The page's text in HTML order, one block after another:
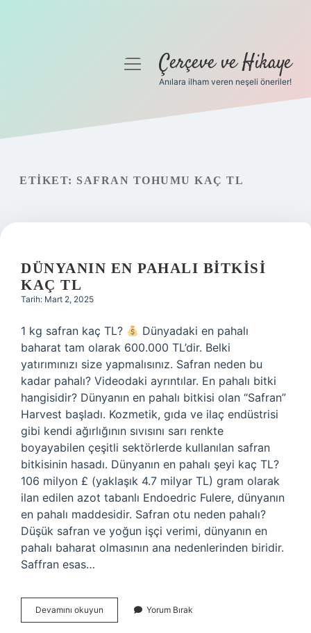
Gizlilik Politikası
menüyüÇerçeve ve Hikaye
Anılara ilham veren neşeli öneriler!
ETIKET: SAFRAN TOHUMU KAÇ TL
DÜNYANIN EN PAHALI BITKISI
KAÇ TL
Tarih: Mart 2, 2025
1 kg safran kaç TL?
Dünyadaki en pahalı
baharat tam olarak 600.000 TL’dir. Belki
yatırımınızı size yapmalısınız. Safran neden bu
kadar pahalı? Videodaki ayrıntılar. En pahalı bitki
hangisidir? Dünyanın en pahalı bitkisi olan “Safran”
Harvest başladı. Kozmetik, gıda ve ilaç endüstrisi
gibi kendi ağırlığının sıvısını sarı renkte
boyayabilen çeşitli sektörlerde kullanılan safran
bitkisinin hasadı. Dünyanın en pahalı şeyi kaç TL?
106 milyon £ (yaklaşık 4.7 milyar TL) gram olarak
ilan edilen azot tabanlı Endoedric Fulere, dünyanın
en pahalı maddesidir. Safran otu neden pahalı?
Düşük safran ve yoğun işçi verimi, dünyanın en
pahalı baharat olmasının ana nedenlerinden biridir.
Saffran esas…
Devamını okuyun Dünyanın
En
Yorum Bırak